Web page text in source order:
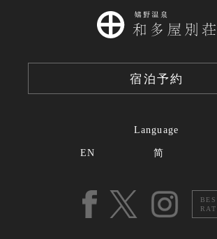
宿泊予約
Language
EN 简